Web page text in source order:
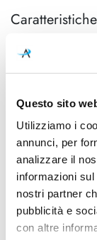
Questo sito
Utilizziamo i
annunci, per
analizzare il
informazioni
nostri partner
pubblicità e
con altre
Caratteristiche
1DCW100064FL1
3000K
Sorgente luminosa
Led integrato
Dimmerazione
Taglio di fase